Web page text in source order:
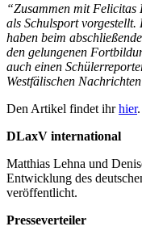
“Zusammen mit Felicitas
als Schulsport
haben beim
den gelungenen
auch einen
Westfälischen
Den Artikel findet ihrhier.
DLaxV international
Matthias Lehna und
Entwicklung des
veröffentlicht.
Presseverteiler